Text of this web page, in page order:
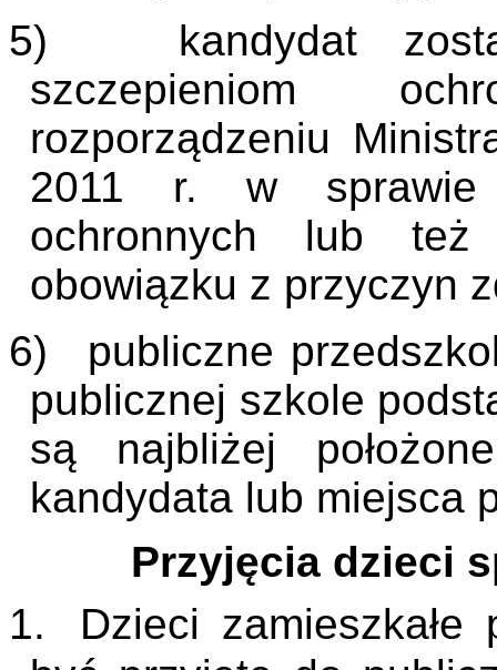
5)
kandydat
szczepieniom
rozporządzeniu
2011 r. w sprawie
ochronnych lub
obowiązku z przyczyn
6)
publiczne
publicznej szkole
są najbliżej
kandydata lub miejsca
Przyjęcia dzieci
1.
Dzieci